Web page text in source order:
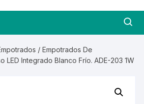
/Empotrados De
LED Integrado Blanco Frío. ADE-203 1W